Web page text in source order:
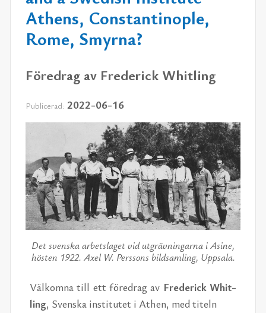
Athens, Constantinople,
Rome, Smyrna?
Föredrag av Frederick Whitling
Publicerad: 2022-06-16
Det svenska arbetslaget vid utgrävningarna i Asine,
hösten 1922. Axel W. Perssons bildsamling, Uppsala.
Väl­kom­na till ett fö­re­drag av Fre­de­rick Whit­
ling, Svens­ka in­sti­tu­tet i Athen, med ti­teln